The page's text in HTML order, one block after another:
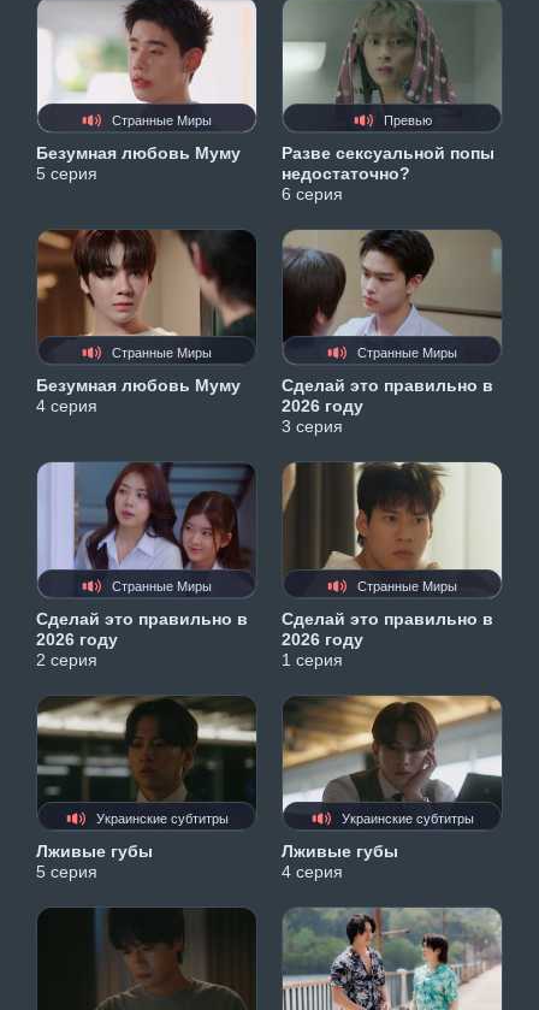
Странные Миры
Безумная любовь Муму
5 серия
Превью
Разве сексуальной попы
недостаточно?
6 серия
Странные Миры
Безумная любовь Муму
4 серия
Странные Миры
Сделай это правильно в
2026 году
3 серия
Странные Миры
Сделай это правильно в
2026 году
2 серия
Странные Миры
Сделай это правильно в
2026 году
1 серия
Украинские субтитры
Лживые губы
5 серия
Украинские субтитры
Лживые губы
4 серия